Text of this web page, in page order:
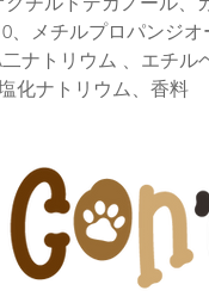
、メチルプロパンジオ
ナトリウム 、エチル
化ナトリウム、香料